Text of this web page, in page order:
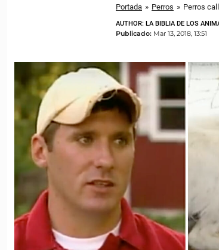
Portada » Perros » Perros
AUTHOR: LA BIBLIA DE LOS
Publicado: Mar 13, 2018, 13:51